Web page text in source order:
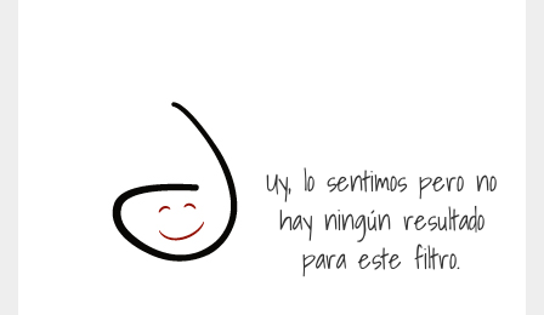
Uy, lo sentimos pero no
hay ningún resultado
para este filtro.